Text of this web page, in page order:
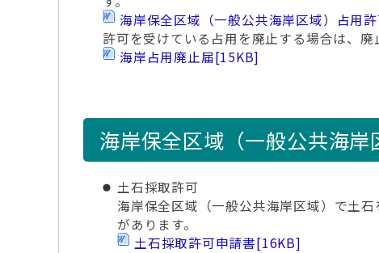
海岸保全区域（一般公共海岸区域）占用
許可を受けている占用を廃止する場合は、廃
海岸占用廃止届[15KB]
海岸保全区域（一般公共海
土石採取許可
海岸保全区域（一般公共海岸区域）で土
があります。
土石採取許可申請書[16KB]